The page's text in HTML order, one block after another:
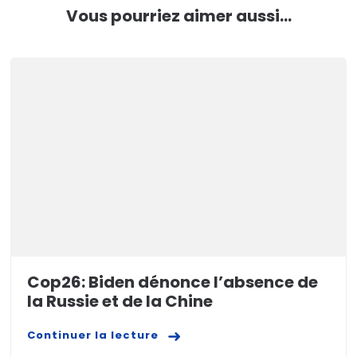
Vous pourriez aimer aussi...
Cop26: Biden dénonce l’absence de
la Russie et de la Chine
Continuer la lecture